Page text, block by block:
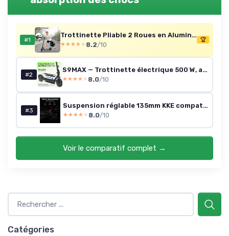
#1
Trottinette Pliable 2 Roues en Aluminium,Hauteur de Guidon Réglable,Double Système d'absorption de Choc & Freinage,Grande Roue avec Pneu Antidérapant,pour Adultes et Adolescents de 12 Ans à 100kg Noir&Rouge
★★★★★
★★★★★ 8.2/10
🏆
#2
S9MAX — Trottinette électrique 500 W, autonomie ~40 km
★★★★★
★★★★★ 8.0/10
#3
Suspension réglable 135mm KKE compatible avec Teverun Fighter Mini/Fighter Mini PRO Scooters électriques Suspension hydraulique amortisseur Accessoires
★★★★★
★★★★★ 8.0/10
Voir le comparatif complet →
Catégories